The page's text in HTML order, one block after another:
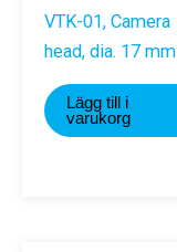
VTK-01, Camera
head, dia. 17 mm
Lägg till i
varukorg